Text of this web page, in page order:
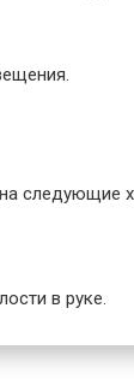
следующие
в руке.